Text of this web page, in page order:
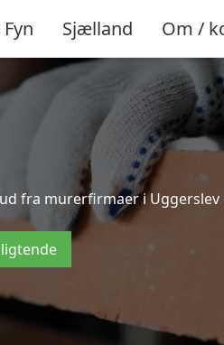
Fyn Sjælland Om /
fra murerfirmaer i Uggerslev